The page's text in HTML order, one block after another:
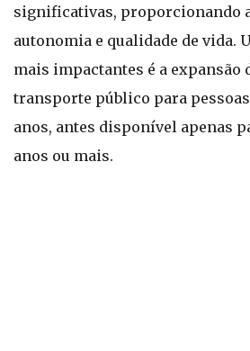
significativas, proporcionando
autonomia e qualidade de vida.
mais impactantes é a expansão
transporte público para
anos, antes disponível apenas
anos ou mais.